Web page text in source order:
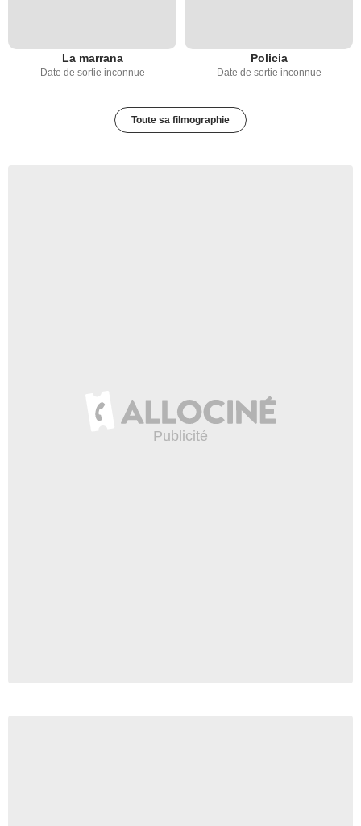
La marrana
Date de sortie inconnue
Policia
Date de sortie inconnue
Toute sa filmographie